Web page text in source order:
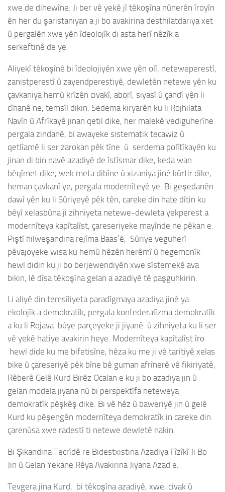
xwe de dihewîne. Ji ber vê yekê jî têkoşîna nûnerên îroyîn
ên her du şaristaniyan a ji bo avakirina desthilatdariya xet
û pergalên xwe yên îdeolojîk di asta herî nêzîk a
serkeftinê de ye.
Aliyekî têkoşînê bi îdeolojiyên xwe yên olî, neteweperestî,
zanistperestî û zayendperestiyê, dewletên netewe yên ku
çavkaniya hemû krîzên civakî, aborî, siyasî û çandî yên li
cîhanê ne, temsîl dikin. Sedema kiryarên ku li Rojhilata
Navîn û Afrîkayê jinan qetil dike, her malekê vediguherîne
pergala zindanê, bi awayeke sistematik tecawiz û
qetlîamê li ser zarokan pêk tîne û serdema polîtîkayên ku
jinan di bin navê azadiyê de îstîsmar dike, keda wan
bêqîmet dike, wek meta dibîne û xizaniya jinê kûrtir dike,
heman çavkanî ye, pergala modernîteyê ye. Bi geşedanên
dawî yên ku li Sûriyeyê pêk tên, careke din hate dîtin ku
bêyî xelasbûna ji zihniyeta netewe-dewleta yekperest a
modernîteya kapîtalîst, çareseriyeke mayînde ne pêkan e.
Piştî hilweşandina rejîma Baas’ê, Sûriye veguherî
pêvajoyeke wisa ku hemû hêzên herêmî û hegemonîk
hewl didin ku ji bo berjewendiyên xwe sîstemekê ava
bikin, lê dîsa têkoşîna gelan a azadiyê tê paşguhkirin.
Li aliyê din temsîliyeta paradîgmaya azadiya jinê ya
ekolojîk a demokratîk, pergala konfederalîzma demokratîk
a ku li Rojava bûye parçeyeke ji jiyanê û zîhniyeta ku li ser
vê yekê hatiye avakirin heye. Modernîteya kapîtalîst îro
hewl dide ku me bifetisîne, hêza ku me ji vê taritiyê xelas
bike û çareseriyê pêk bîne bê guman afrînerê vê fikiriyatê,
Rêberê Gelê Kurd Birêz Ocalan e ku ji bo azadiya jin û
gelan modela jiyana nû bi perspektîfa neteweya
demokratîk pêşkêş dike. Bi vê hêz û baweriyê jin û gelê
Kurd ku pêşengên modernîteya demokratîk in careke din
çarenûsa xwe radestî ti netewe dewletê nakin.
Bi Şikandina Tecrîdê re Bidestxistina Azadiya Fîzîkî Ji Bo
Jin û Gelan Yekane Rêya Avakirina Jiyana Azad e.
Tevgera jina Kurd, bi têkoşîna azadiyê, xwe, civak û